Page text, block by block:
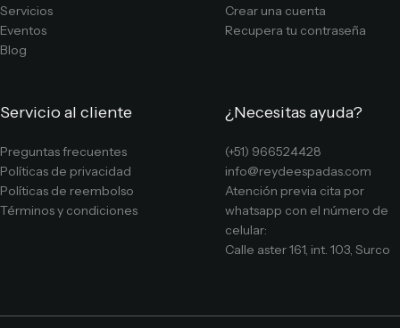
Servicios
Eventos
Blog
Crear una cuenta
Recupera tu contraseña
Servicio al cliente
Preguntas frecuentes
Políticas de privacidad
Políticas de reembolso
Términos y condiciones
¿Necesitas ayuda?
(+51) 966524428
info@reydeespadas.com
Atención previa cita por
whatsapp con el número de
celular:
Calle aster 161, int. 103, Surco